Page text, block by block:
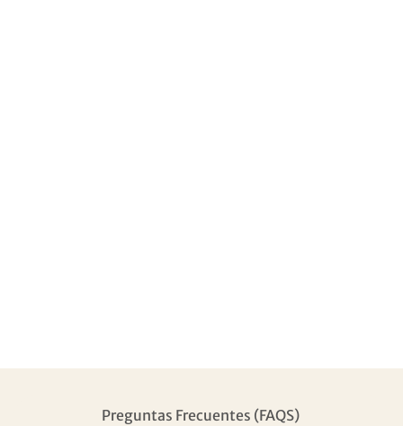
Preguntas Frecuentes (FAQS)